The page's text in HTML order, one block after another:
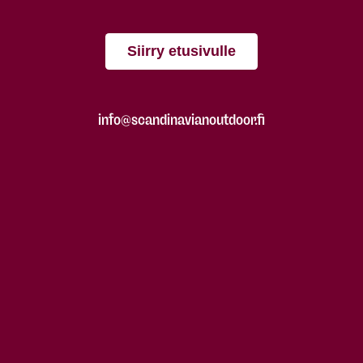
Siirry etusivulle
info@scandinavianoutdoor.fi